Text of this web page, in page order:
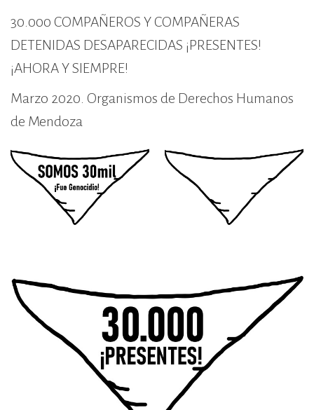
30.000 COMPAÑEROS Y COMPAÑERAS
DETENIDAS DESAPARECIDAS ¡PRESENTES!
¡AHORA Y SIEMPRE!
Marzo 2020. Organismos de Derechos Humanos
de Mendoza